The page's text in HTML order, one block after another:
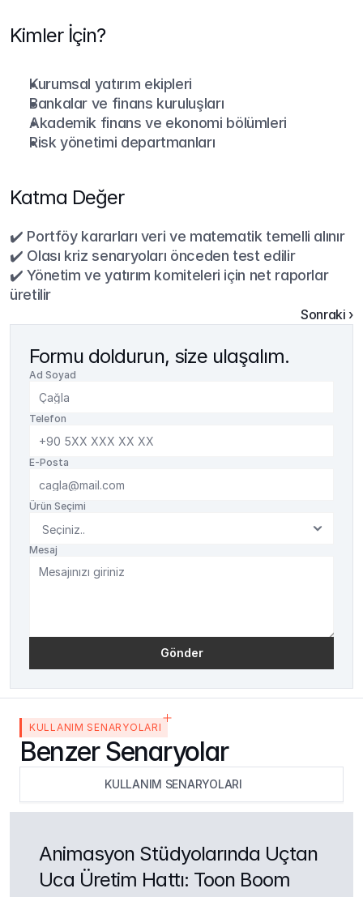
Kimler İçin?
Kurumsal yatırım ekipleri
Bankalar ve finans kuruluşları
Akademik finans ve ekonomi bölümleri
Risk yönetimi departmanları
Katma Değer
✔️ Portföy kararları veri ve matematik temelli alınır
✔️ Olası kriz senaryoları önceden test edilir
✔️ Yönetim ve yatırım komiteleri için net raporlar
üretilir
Sonraki ›
Formu doldurun, size ulaşalım.
Ad Soyad
Telefon
E-Posta
Ürün Seçimi
Mesaj
Gönder
KULLANIM SENARYOLARI
Benzer Senaryolar
KULLANIM SENARYOLARI
Animasyon Stüdyolarında Uçtan
Uca Üretim Hattı: Toon Boom